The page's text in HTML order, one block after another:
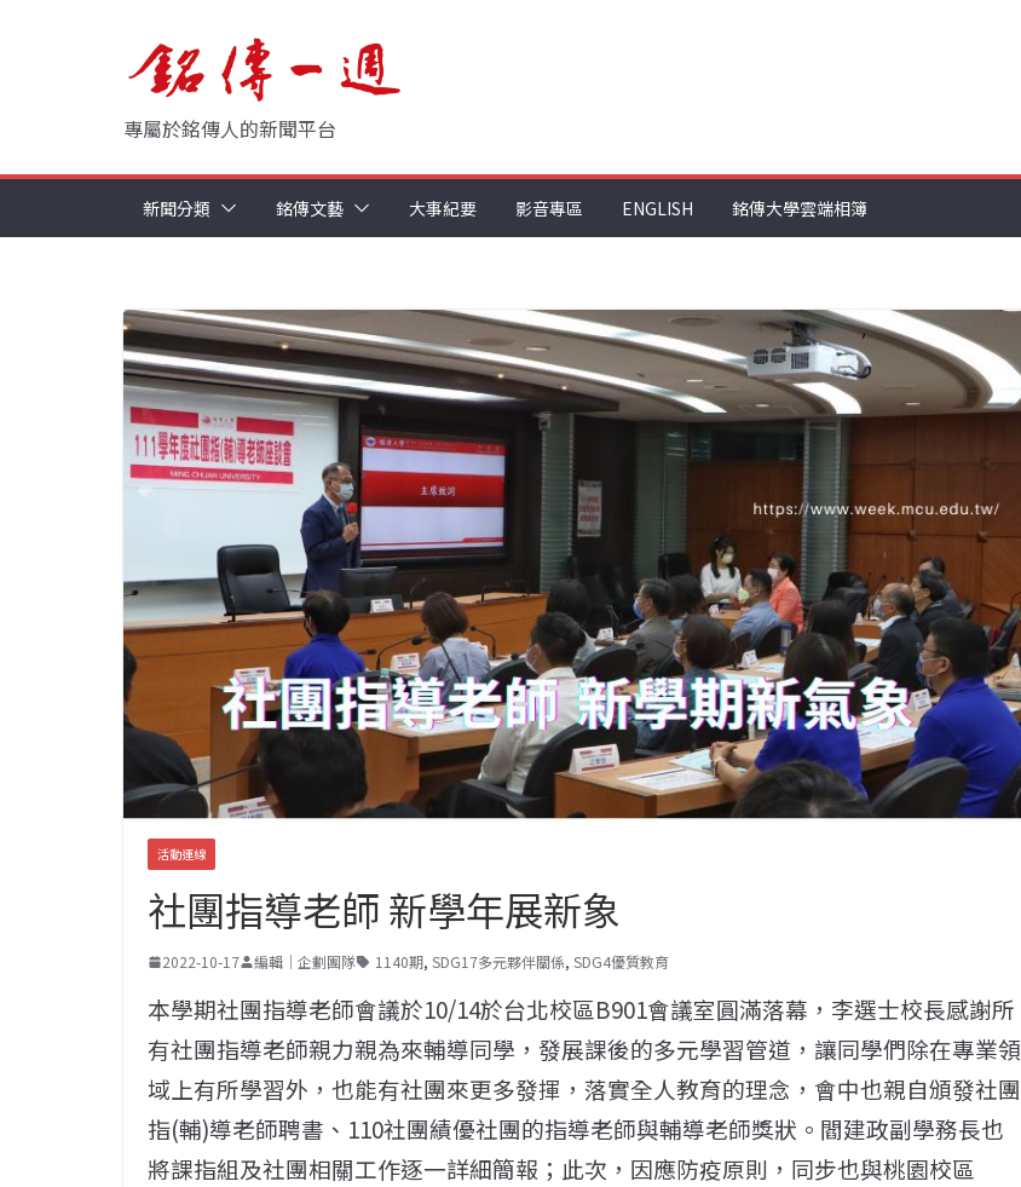
專屬於銘傳人的新聞平台
新聞分類 銘傳文藝 大事紀要 影音專區 ENGLISH 銘傳大學雲端相簿
活動連線
社團指導老師 新學年展新象
2022-10-17 編輯｜企劃團隊 1140期, SDG17多元夥伴關係, SDG4優質教育
本學期社團指導老師會議於10/14於台北校區B901會議室圓滿落幕，李選士校長感謝所
有社團指導老師親力親為來輔導同學，發展課後的多元學習管道，讓同學們除在專業領
域上有所學習外，也能有社團來更多發揮，落實全人教育的理念，會中也親自頒發社團
指(輔)導老師聘書、110社團績優社團的指導老師與輔導老師獎狀。閻建政副學務長也
將課指組及社團相關工作逐一詳細簡報；此次，因應防疫原則，同步也與桃園校區